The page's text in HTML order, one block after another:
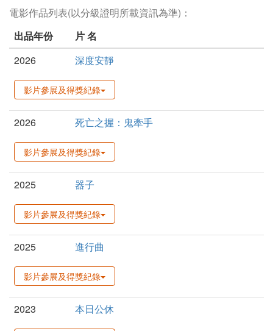
電影作品列表(以分級證明所載資訊為準)：
出品年份
片 名
2026
深度安靜
影片參展及得獎紀錄
2026 死亡之握：鬼牽手
影片參展及得獎紀錄
2025 器子
影片參展及得獎紀錄
2025 進行曲
影片參展及得獎紀錄
2023 本日公休